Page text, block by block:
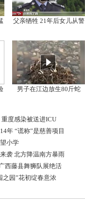
父亲牺牲 21年后女儿从警
男子在江边放生80斤蛇
度感染被送进ICU
年 “谎称”是慈善项目
小学
袭 北方降温南方暴雨
西藤县舞狮队展绝活
之园”花初绽春意浓